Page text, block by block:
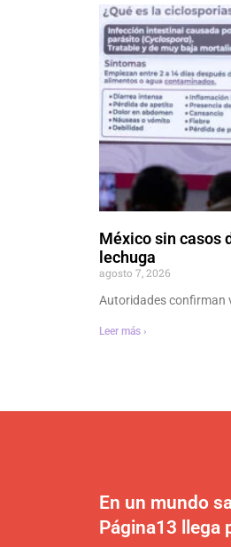
México sin casos
lechuga
agosto 7, 2026
Autoridades confirman
Leer más ›
En un mundo
Página13 llega